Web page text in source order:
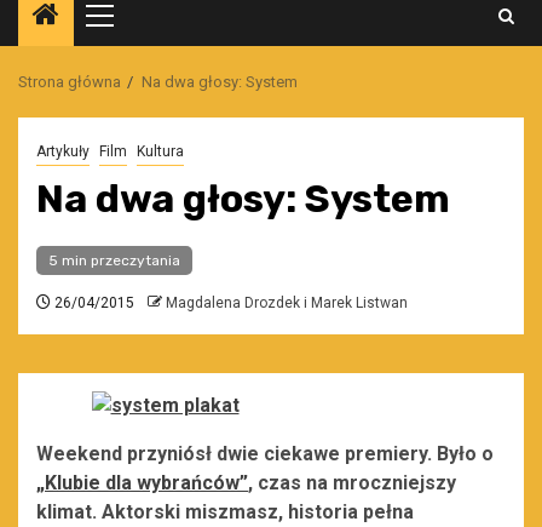
Menu
główne
Strona główna Na dwa głosy: System
Artykuły Film Kultura
Na dwa głosy: System
5 min przeczytania
26/04/2015 Magdalena Drozdek i Marek Listwan
Weekend przyniósł dwie ciekawe premiery. Było o
„Klubie dla wybrańców”, czas na mroczniejszy
klimat. Aktorski miszmasz, historia pełna